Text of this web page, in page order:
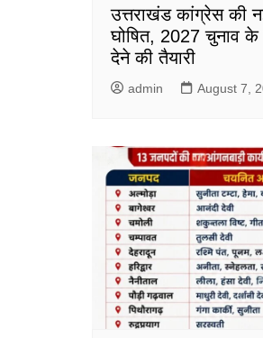
उत्तराखंड कांग्रेस की
घोषित, 2027 चुनाव
देने की तैयारी
admin August 7,